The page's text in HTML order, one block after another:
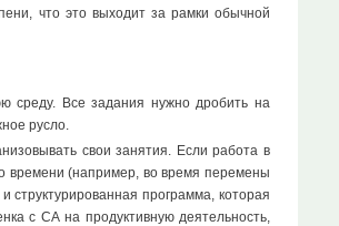
что это выходит за рамки обычной
среду. Все задания нужно дробить на
русло.
свои занятия. Если работа в
времени (например, во время перемены
программа, которая
с СА на продуктивную деятельность,